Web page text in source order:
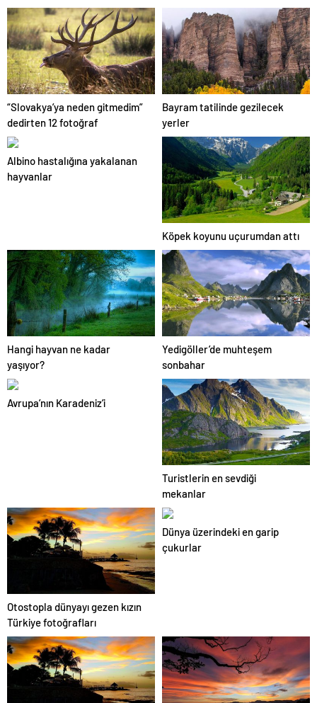
Geographic görüntüledi.
“Slovakya’ya neden gitmedim”
dedirten 12 fotoğraf
Bayram tatilinde gezilecek
yerler
Albino hastalığına yakalanan
hayvanlar
Köpek koyunu uçurumdan attı
Hangi hayvan ne kadar
yaşıyor?
Yedigöller’de muhteşem
sonbahar
Avrupa’nın Karadeniz’i
Turistlerin en sevdiği
mekanlar
Otostopla dünyayı gezen kızın
Türkiye fotoğrafları
Dünya üzerindeki en garip
çukurlar